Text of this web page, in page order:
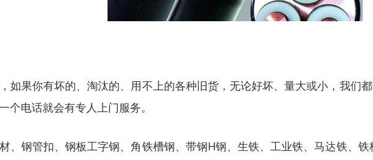
如果你有坏的、淘汰的、用不上的各种旧货，无论好坏、量大或小，我们
个电话就会有专人上门服务。
、钢管扣、钢板工字钢、角铁槽钢、带钢H钢、生铁、工业铁、马达铁、